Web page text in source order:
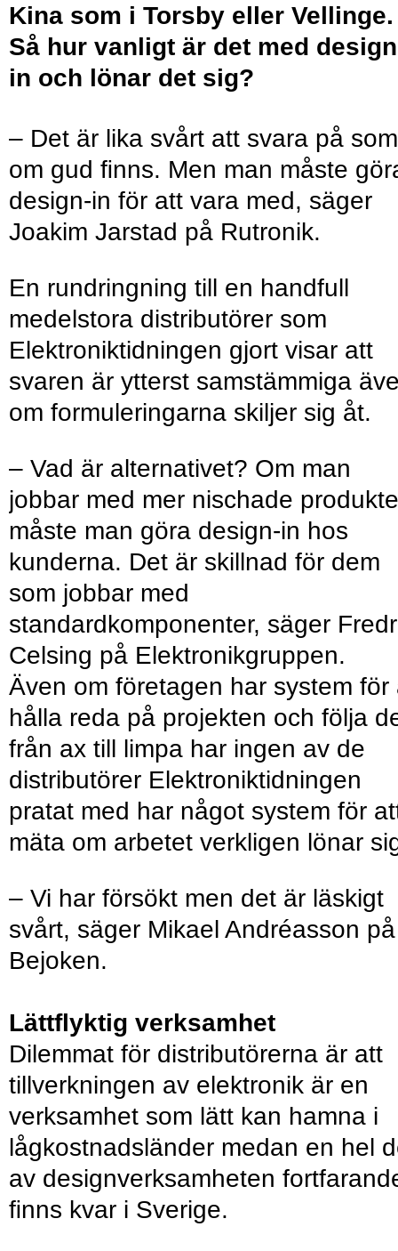
Kina som i Torsby eller Vellinge.
Så hur vanligt är det med
in och lönar det sig?
– Det är lika svårt att svara på som
om gud ﬁnns. Men man måste
design-in för att vara med, säger
Joakim Jarstad på Rutronik.
En rundringning till en handfull
medelstora distributörer som
Elektroniktidningen gjort visar att
svaren är ytterst samstämmiga
om formuleringarna skiljer sig åt.
– Vad är alternativet? Om man
jobbar med mer nischade
måste man göra design-in hos
kunderna. Det är skillnad för dem
som jobbar med
standardkomponenter, säger
Celsing på Elektronikgruppen.
Även om företagen har system för
hålla reda på projekten och följa
från ax till limpa har ingen av de
distributörer Elektroniktidningen
pratat med har något system för
mäta om arbetet verkligen lönar
– Vi har försökt men det är läskigt
svårt, säger Mikael Andréasson på
Bejoken.
Lättflyktig verksamhet
Dilemmat för distributörerna är att
tillverkningen av elektronik är en
verksamhet som lätt kan hamna i
lågkostnadsländer medan en hel
av designverksamheten
ﬁnns kvar i Sverige.